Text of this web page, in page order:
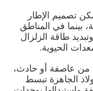
تصميم الإطار
بينما في المناطق
طاقة الزلزال
الحيوية.
عاصفة أو حادث،
الجاهزة تبسط